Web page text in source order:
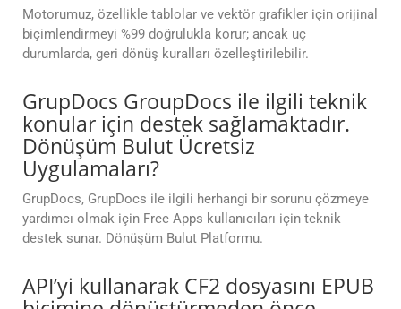
Motorumuz, özellikle tablolar ve vektör grafikler için orijinal
biçimlendirmeyi %99 doğrulukla korur; ancak uç
durumlarda, geri dönüş kuralları özelleştirilebilir.
GrupDocs GroupDocs ile ilgili teknik
konular için destek sağlamaktadır.
Dönüşüm Bulut Ücretsiz
Uygulamaları?
GrupDocs, GrupDocs ile ilgili herhangi bir sorunu çözmeye
yardımcı olmak için Free Apps kullanıcıları için teknik
destek sunar. Dönüşüm Bulut Platformu.
API’yi kullanarak CF2 dosyasını EPUB